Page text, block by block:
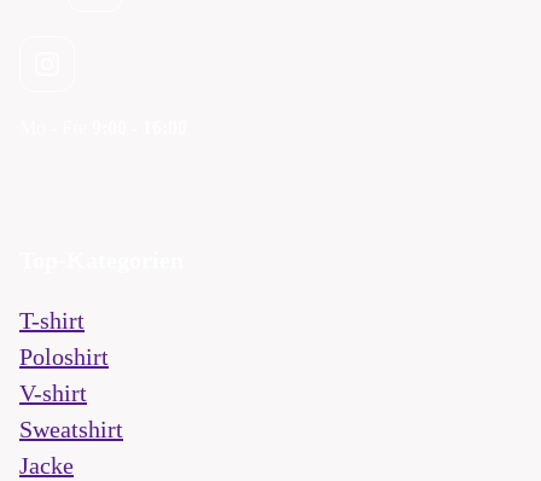
T-shirt
Poloshirt
V-shirt
Sweatshirt
Jacke